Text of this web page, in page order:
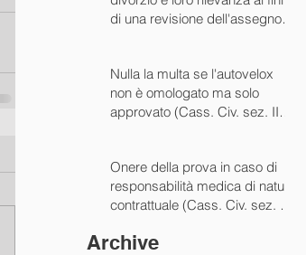
di una revisione dell'assegno
Nulla la multa se l'autovelox
non è omologato ma solo
approvato (Cass. Civ. sez. II
Onere della prova in caso di
responsabilità medica di natura
contrattuale (Cass. Civ. sez. III
Archive